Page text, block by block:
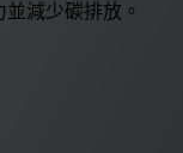
減少碳排放。